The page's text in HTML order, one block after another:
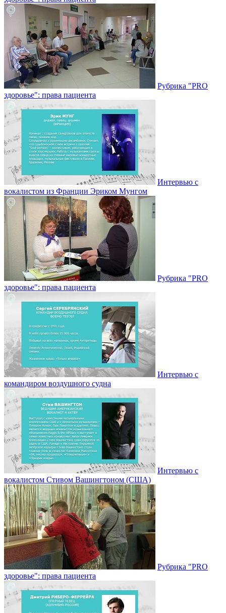
Рубрика "PRO
здоровье": права пациента
Интервью с
вокалистом из Франции Эриком Мунгом
Рубрика "PRO
здоровье": права пациента
Интервью с
командиром воздушного судна
Интервью с
вокалистом Стивом Вашингтоном (США)
Рубрика "PRO
здоровье": права пациента